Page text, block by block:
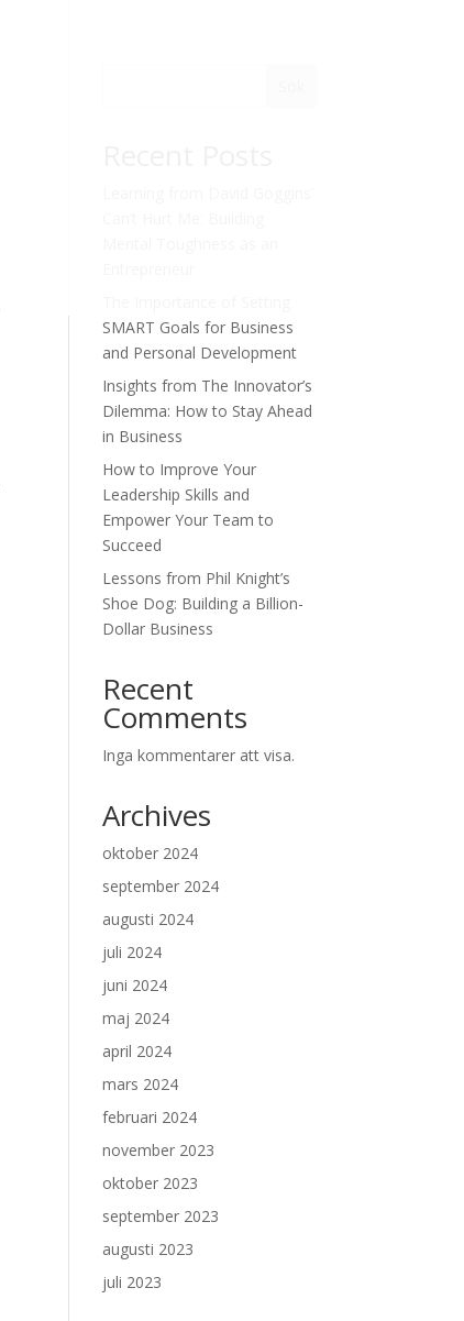
SMART Goals for Business
and Personal Development
Insights from The Innovator’s
Dilemma: How to Stay Ahead
in Business
How to Improve Your
Leadership Skills and
Empower Your Team to
Succeed
Lessons from Phil Knight’s
Shoe Dog: Building a Billion-
Dollar Business
Recent
Comments
Inga kommentarer att visa.
Archives
oktober 2024
september 2024
augusti 2024
juli 2024
juni 2024
maj 2024
april 2024
mars 2024
februari 2024
november 2023
oktober 2023
september 2023
augusti 2023
juli 2023